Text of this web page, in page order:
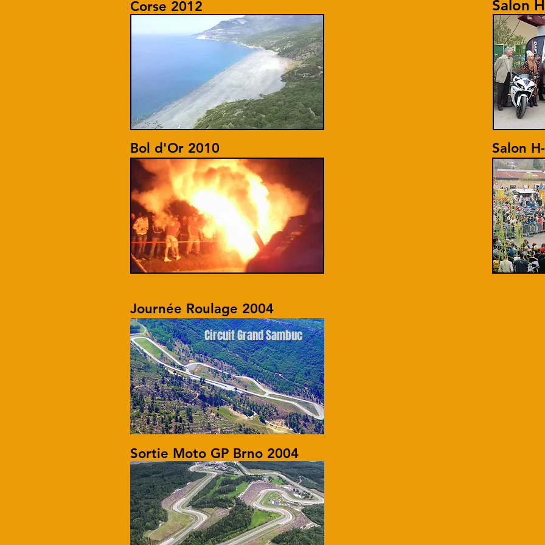
Corse 2012
Bol d'Or 2010
Salon
Salon
Journée Roulage 2004
Circuit Grand Sambuc
Sortie Moto GP Brno 2004